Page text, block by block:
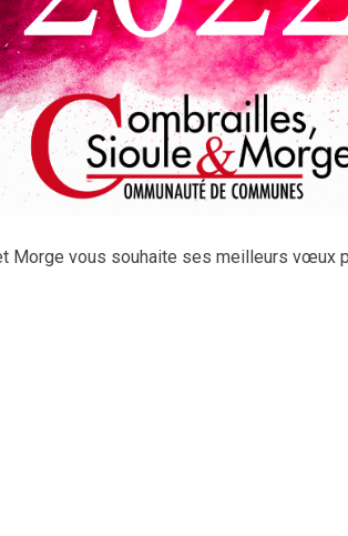
Morge vous souhaite ses meilleurs vœux